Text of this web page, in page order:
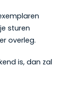
sturen
overleg.
is, dan zal